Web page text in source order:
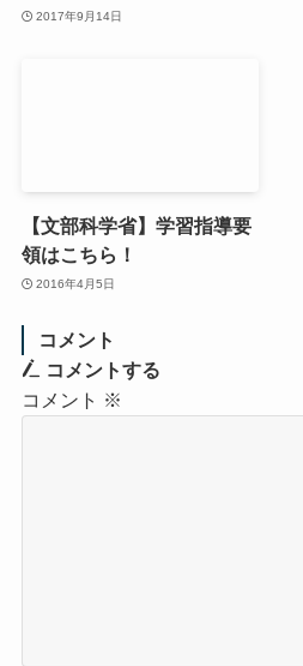
2017年9月14日
【文部科学省】学習指導要
領はこちら！
2016年4月5日
コメント
コメントする
コメント ※